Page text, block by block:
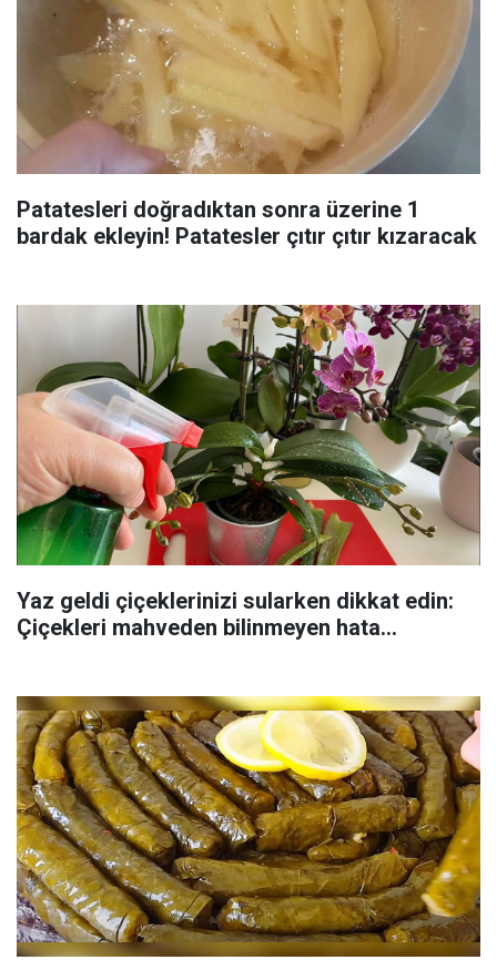
Patatesleri doğradıktan sonra üzerine 1
bardak ekleyin! Patatesler çıtır çıtır kızaracak
Yaz geldi çiçeklerinizi sularken dikkat edin:
Çiçekleri mahveden bilinmeyen hata...